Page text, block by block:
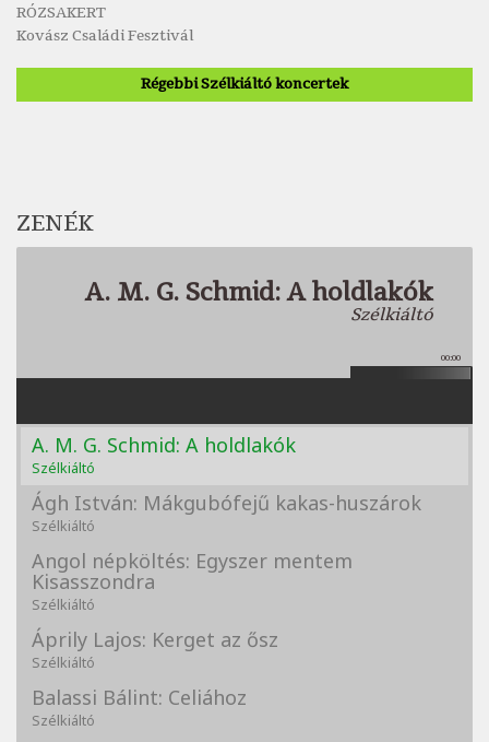
RÓZSAKERT
Kovász Családi Fesztivál
Régebbi Szélkiáltó koncertek
ZENÉK
A. M. G. Schmid: A holdlakók
Szélkiáltó
00:00
A. M. G. Schmid: A holdlakók
Szélkiáltó
Ágh István: Mákgubófejű kakas-huszárok
Szélkiáltó
Angol népköltés: Egyszer mentem
Kisasszondra
Szélkiáltó
Áprily Lajos: Kerget az ősz
Szélkiáltó
Balassi Bálint: Celiához
Szélkiáltó